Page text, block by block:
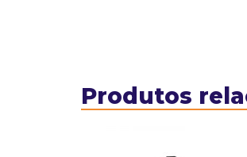
Produtos